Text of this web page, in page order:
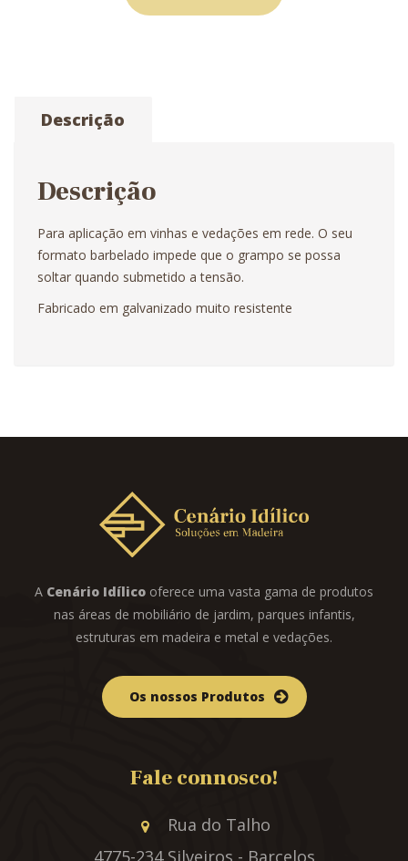
Descrição
Descrição
Para aplicação em vinhas e vedações em rede. O seu
formato barbelado impede que o grampo se possa
soltar quando submetido a tensão.
Fabricado em galvanizado muito resistente
A Cenário Idílico oferece uma vasta gama de produtos
nas áreas de mobiliário de jardim, parques infantis,
estruturas em madeira e metal e vedações.
Os nossos Produtos
Fale connosco!
Rua do Talho